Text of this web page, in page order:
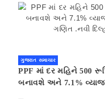
ગુજરાત સમાચાર
PPF માં દર મહિને 500
બનાવશે અને 7.1%